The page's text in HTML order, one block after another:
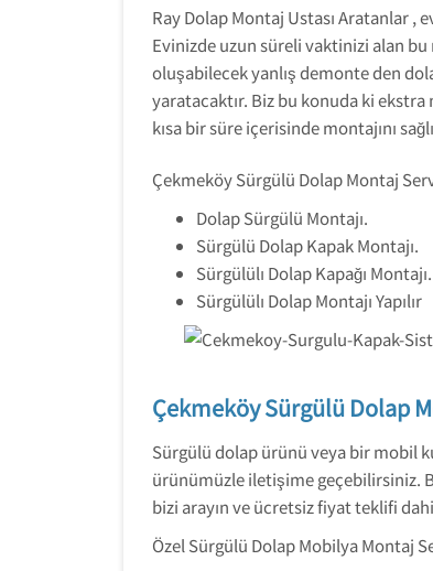
Ray Dolap Montaj Ustası Aratanlar ,
Evinizde uzun süreli vaktinizi alan
oluşabilecek yanlış demonte den
yaratacaktır. Biz bu konuda ki
kısa bir süre içerisinde montajını
Çekmeköy Sürgülü Dolap Montaj
Dolap Sürgülü Montajı.
Sürgülü Dolap Kapak Montajı.
Sürgülülı Dolap Kapağı Montajı.
Sürgülülı Dolap Montajı Yapılır
Çekmeköy Sürgülü Dolap
Sürgülü dolap ürünü veya bir mobil
ürünümüzle iletişime geçebilirsiniz.
bizi arayın ve ücretsiz fiyat teklifi
Özel Sürgülü Dolap Mobilya Montaj